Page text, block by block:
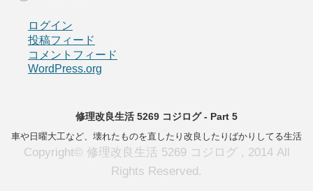
ログイン
投稿フィード
コメントフィード
WordPress.org
修理改良生活 5269 コジログ - Part 5
車や日曜大工など、壊れたものを直したり改良したりばかりしてる生活
Copyright© 修理改良生活 5269 コジログ , 2014 All
Rights Reserved.